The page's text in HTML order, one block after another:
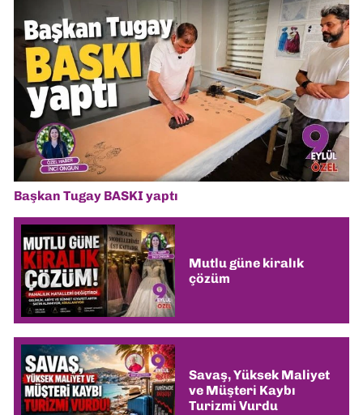
Başkan Tugay BASKI yaptı
Mutlu güne kiralık
çözüm
Savaş, Yüksek Maliyet
ve Müşteri Kaybı
Turizmi Vurdu